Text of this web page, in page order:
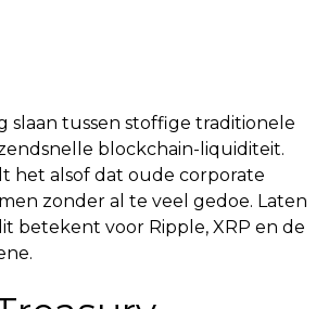
slaan tussen stoffige traditionele
blockchain-liquiditeit.
het alsof dat oude corporate
zonder al te veel gedoe. Laten
betekent voor Ripple, XRP en de